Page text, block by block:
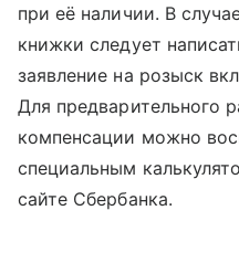
при её наличии. В
книжки следует
заявление на розыск
Для предварительного
компенсации можно
специальным
сайте Сбербанка.